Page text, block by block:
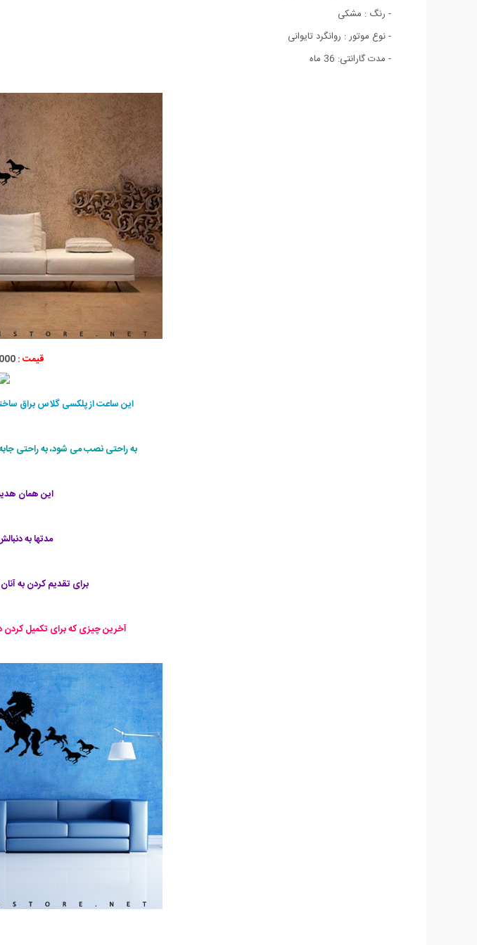
- رنگ : مشکی
- نوع موتور : روانگرد تایوانی
- مدت گارانتی: 36 ماه
قیمت :
این ساعت از پلکسی گلاس براق
به راحتی نصب می شود، به راحتی
این همان
مدتها به
برای تقدیم کردن به
آخرین چیزی که برای تکمیل کردن